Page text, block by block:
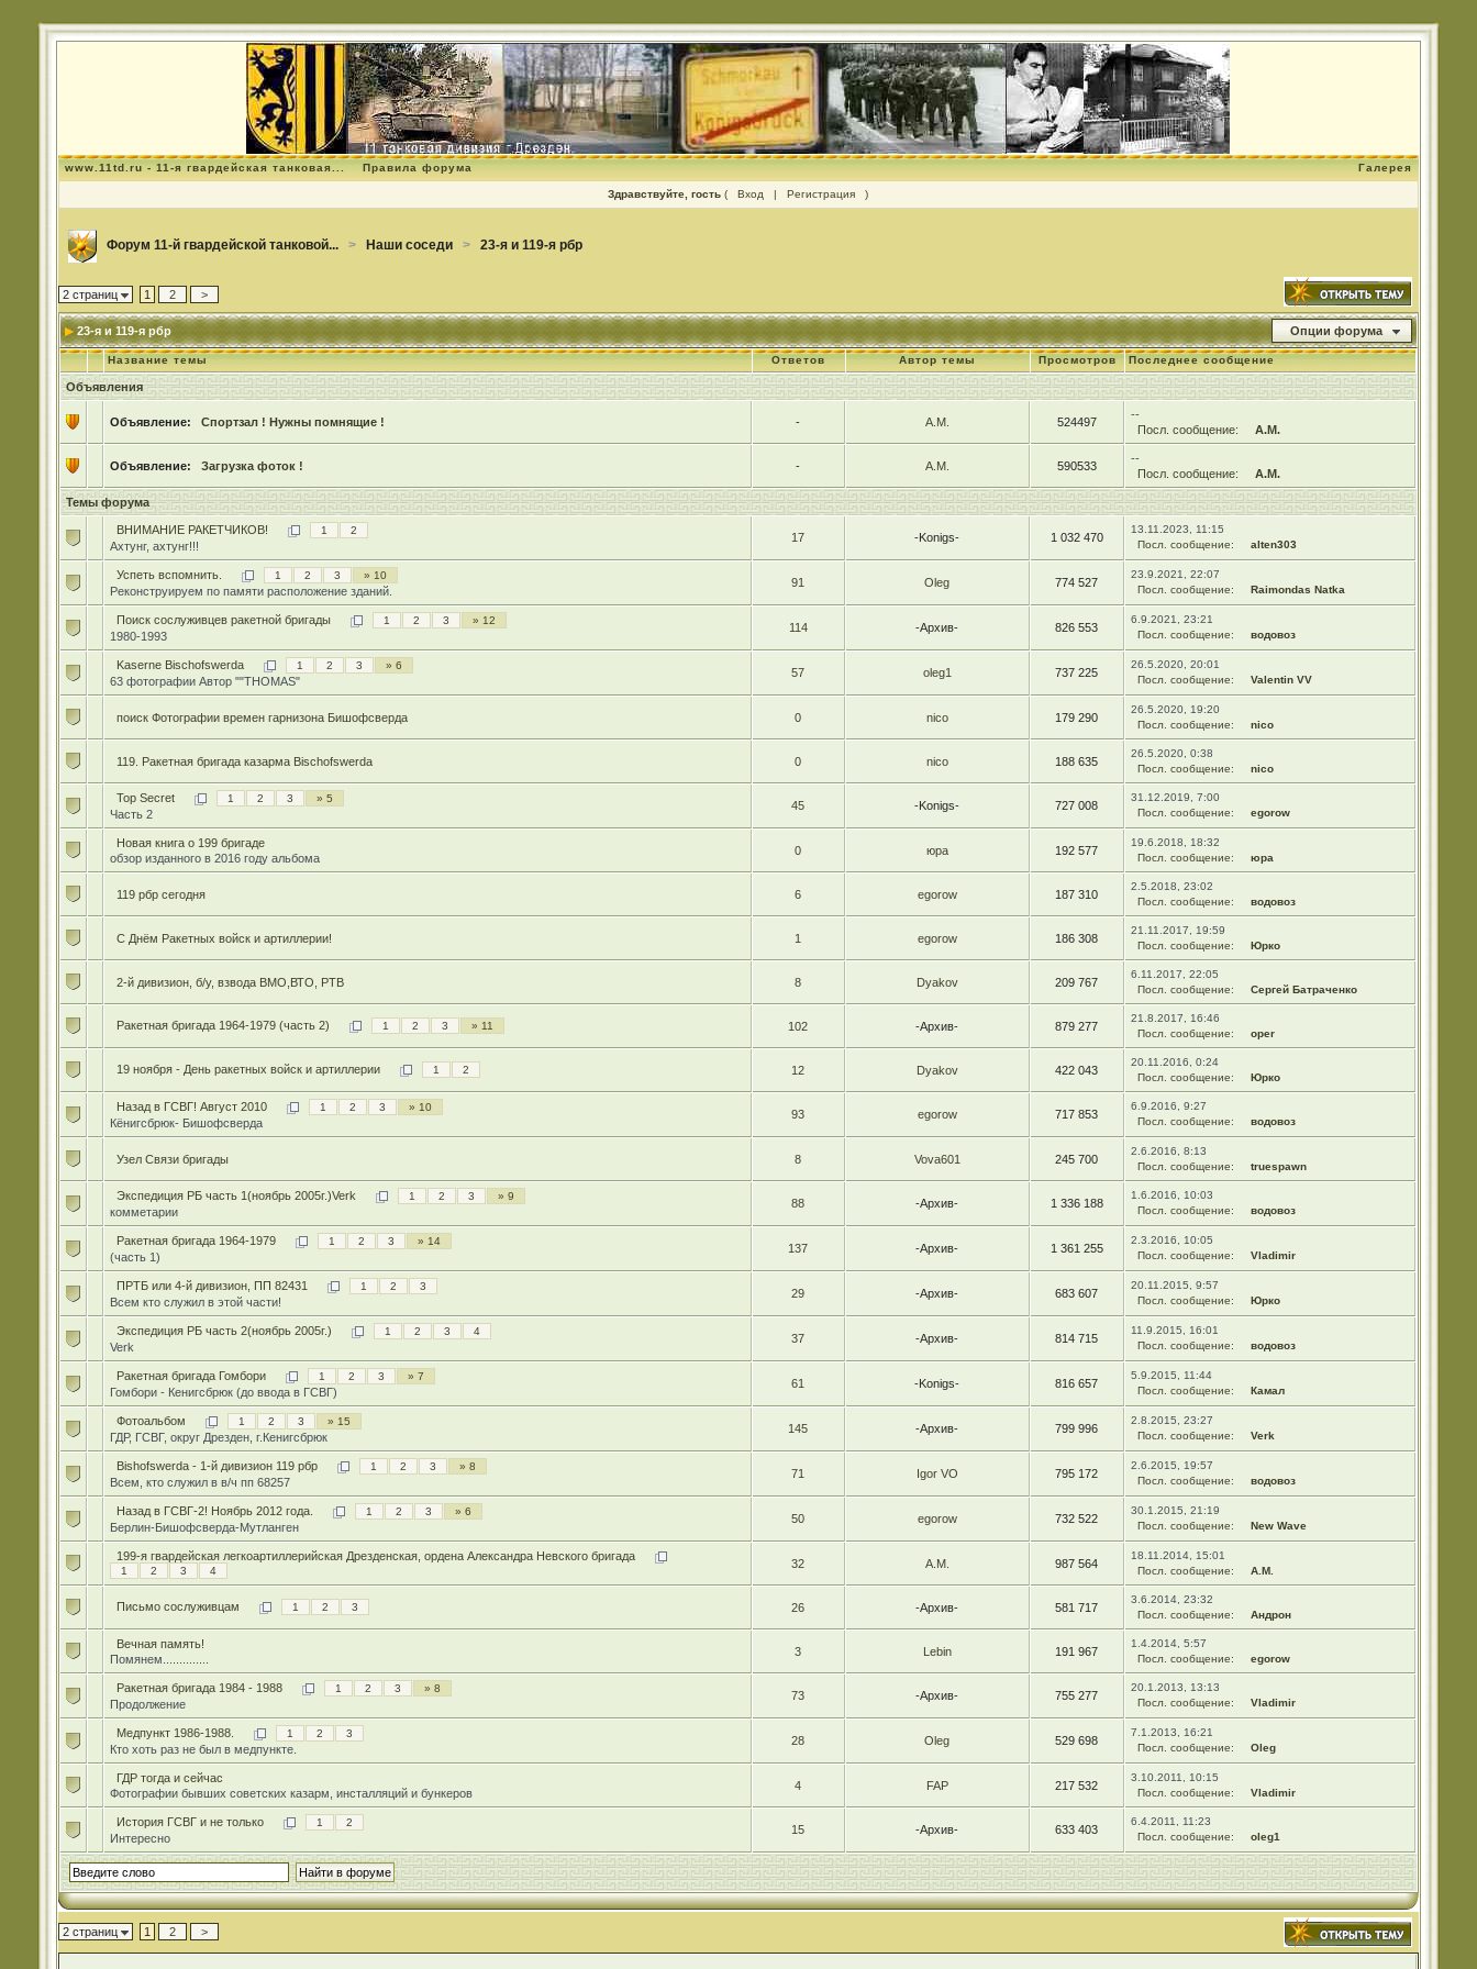
www.11td.ru - 11-я гвардейская танковая... Правила форума Галерея
Здравствуйте, гость ( Вход | Регистрация )
Форум 11-й гвардейской танковой... > Наши соседи > 23-я и 119-я рбр
2 страниц 1 2 >
23-я и 119-я рбр Опции форума
Название темы Ответов Автор темы Просмотров Последнее сообщение
Объявления
Объявление: Спортзал ! Нужны помнящие ! - А.М. 524497
--
Посл. сообщение:
А.М.
Объявление: Загрузка фоток ! - А.М. 590533
--
Посл. сообщение:
А.М.
Темы форума
ВНИМАНИЕ РАКЕТЧИКОВ! 1 2
Ахтунг, ахтунг!!!
17 -Konigs- 1 032 470
13.11.2023, 11:15
Посл. сообщение:
alten303
Успеть вспомнить. 1 2 3 » 10
Реконструируем по памяти расположение зданий.
91 Oleg 774 527
23.9.2021, 22:07
Посл. сообщение:
Raimondas Natka
Поиск сослуживцев ракетной бригады 1 2 3 » 12
1980-1993
114 -Архив- 826 553
6.9.2021, 23:21
Посл. сообщение:
водовоз
Kaserne Bischofswerda 1 2 3 » 6
63 фотографии Автор ""THOMAS"
57 oleg1 737 225
26.5.2020, 20:01
Посл. сообщение:
Valentin VV
поиск Фотографии времен гарнизона Бишофсверда 0 nico 179 290
26.5.2020, 19:20
Посл. сообщение:
nico
119. Ракетная бригада казарма Bischofswerda 0 nico 188 635
26.5.2020, 0:38
Посл. сообщение:
nico
Top Secret 1 2 3 » 5
Часть 2
45 -Konigs- 727 008
31.12.2019, 7:00
Посл. сообщение:
egorow
Новая книга о 199 бригаде
обзор изданного в 2016 году альбома
0 юра 192 577
19.6.2018, 18:32
Посл. сообщение:
юра
119 рбр сегодня 6 egorow 187 310
2.5.2018, 23:02
Посл. сообщение:
водовоз
С Днём Ракетных войск и артиллерии! 1 egorow 186 308
21.11.2017, 19:59
Посл. сообщение:
Юрко
2-й дивизион, б/у, взвода ВМО,ВТО, РТВ 8 Dyakov 209 767
6.11.2017, 22:05
Посл. сообщение:
Сергей Батраченко
Ракетная бригада 1964-1979 (часть 2) 1 2 3 » 11 102 -Архив- 879 277
21.8.2017, 16:46
Посл. сообщение:
oper
19 ноября - День ракетных войск и артиллерии 1 2 12 Dyakov 422 043
20.11.2016, 0:24
Посл. сообщение:
Юрко
Назад в ГСВГ! Август 2010 1 2 3 » 10
Кёнигсбрюк- Бишофсверда
93 egorow 717 853
6.9.2016, 9:27
Посл. сообщение:
водовоз
Узел Связи бригады 8 Vova601 245 700
2.6.2016, 8:13
Посл. сообщение:
truespawn
Экспедиция РБ часть 1(ноябрь 2005г.)Verk 1 2 3 » 9
комметарии
88 -Архив- 1 336 188
1.6.2016, 10:03
Посл. сообщение:
водовоз
Ракетная бригада 1964-1979 1 2 3 » 14
(часть 1)
137 -Архив- 1 361 255
2.3.2016, 10:05
Посл. сообщение:
Vladimir
ПРТБ или 4-й дивизион, ПП 82431 1 2 3
Всем кто служил в этой части!
29 -Архив- 683 607
20.11.2015, 9:57
Посл. сообщение:
Юрко
Экспедиция РБ часть 2(ноябрь 2005г.) 1 2 3 4
Verk
37 -Архив- 814 715
11.9.2015, 16:01
Посл. сообщение:
водовоз
Ракетная бригада Гомбори 1 2 3 » 7
Гомбори - Кенигсбрюк (до ввода в ГСВГ)
61 -Konigs- 816 657
5.9.2015, 11:44
Посл. сообщение:
Камал
Фотоальбом 1 2 3 » 15
ГДР, ГСВГ, округ Дрезден, г.Кенигсбрюк
145 -Архив- 799 996
2.8.2015, 23:27
Посл. сообщение:
Verk
Bishofswerda - 1-й дивизион 119 рбр 1 2 3 » 8
Всем, кто служил в в/ч пп 68257
71 Igor VO 795 172
2.6.2015, 19:57
Посл. сообщение:
водовоз
Назад в ГСВГ-2! Ноябрь 2012 года. 1 2 3 » 6
Берлин-Бишофсверда-Мутланген
50 egorow 732 522
30.1.2015, 21:19
Посл. сообщение:
New Wave
199-я гвардейская легкоартиллерийская Дрезденская, ордена Александра Невского бригада
1 2 3 4
32 А.М. 987 564
18.11.2014, 15:01
Посл. сообщение:
А.М.
Письмо сослуживцам 1 2 3 26 -Архив- 581 717
3.6.2014, 23:32
Посл. сообщение:
Андрон
Вечная память!
Помянем..............
3 Lebin 191 967
1.4.2014, 5:57
Посл. сообщение:
egorow
Ракетная бригада 1984 - 1988 1 2 3 » 8
Продолжение
73 -Архив- 755 277
20.1.2013, 13:13
Посл. сообщение:
Vladimir
Медпункт 1986-1988. 1 2 3
Кто хоть раз не был в медпункте.
28 Oleg 529 698
7.1.2013, 16:21
Посл. сообщение:
Oleg
ГДР тогда и сейчас
Фотографии бывших советских казарм, инсталляций и бункеров
4 FAP 217 532
3.10.2011, 10:15
Посл. сообщение:
Vladimir
История ГСВГ и не только 1 2
Интересно
15 -Архив- 633 403
6.4.2011, 11:23
Посл. сообщение:
oleg1
2 страниц 1 2 >